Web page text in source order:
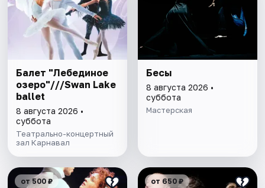
Балет "Лебединое
озеро"///Swan Lake
ballet
8 августа 2026 •
суббота
Театрально-концертный
зал Карнавал
Бесы
8 августа 2026 •
суббота
Мастерская
от 500 ₽ от 650 ₽